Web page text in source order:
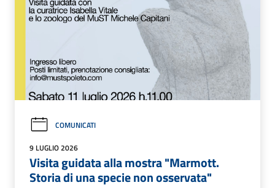
COMUNICATI
9 LUGLIO 2026
Visita guidata alla mostra "Marmott.
Storia di una specie non osservata"